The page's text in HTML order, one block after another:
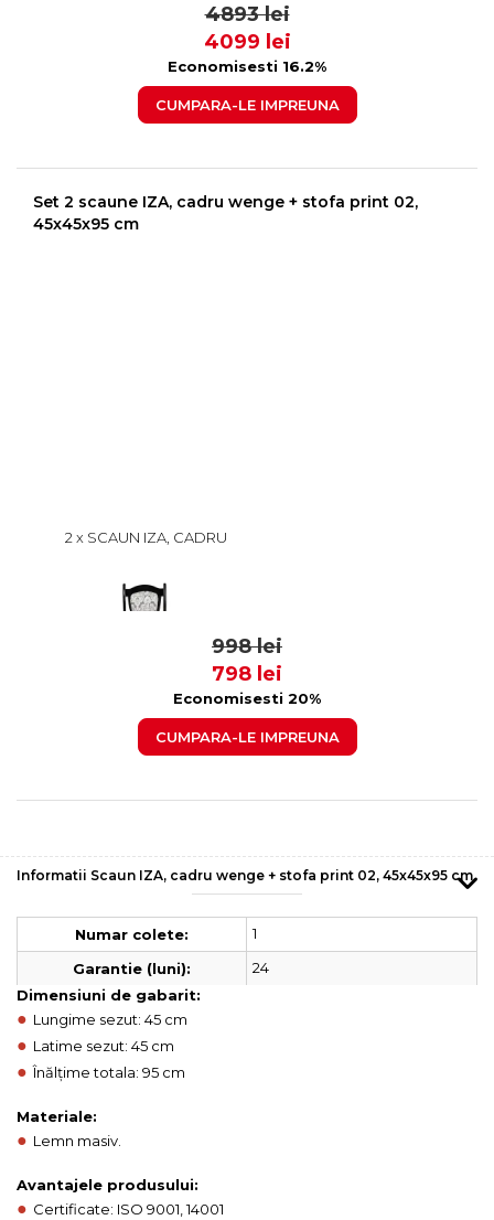
4893 lei
4099 lei
Economisesti 16.2%
CUMPARA-LE IMPREUNA
Set 2 scaune IZA, cadru wenge + stofa print 02,
45x45x95 cm
2 x SCAUN IZA, CADRU
499 lei
399
998 lei
798 lei
Economisesti 20%
CUMPARA-LE IMPREUNA
Informatii Scaun IZA, cadru wenge + stofa print 02, 45x45x95 cm
Numar colete:
1
Garantie (luni):
24
Dimensiuni de gabarit:
● Lungime sezut: 45 cm
● Latime sezut: 45 cm
●Înălțime totala: 95 cm
Materiale:
● Lemn masiv.
Avantajele produsului:
● Certificate: ISO 9001, 14001